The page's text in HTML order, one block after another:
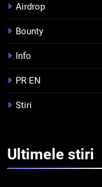
4
Airdrop
Bounty
Info
PR EN
Stiri
Ultimele stiri